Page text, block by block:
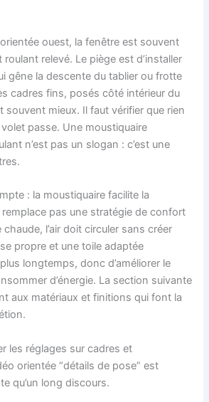
ouest, la fenêtre est souvent
relevé. Le piège est d’installer
gêne la descente du tablier ou frotte
cadres fins, posés côté intérieur du
souvent mieux. Il faut vérifier que rien
passe. Une moustiquaire
n’est pas un slogan : c’est une
: la moustiquaire facilite la
pas une stratégie de confort
chaude, l’air doit circuler sans créer
propre et une toile adaptée
longtemps, donc d’améliorer le
d’énergie. La section suivante
aux matériaux et finitions qui font la
les réglages sur cadres et
orientée “détails de pose” est
qu’un long discours.